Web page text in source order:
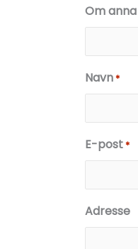
Om
Navn*
E-post*
Adresse